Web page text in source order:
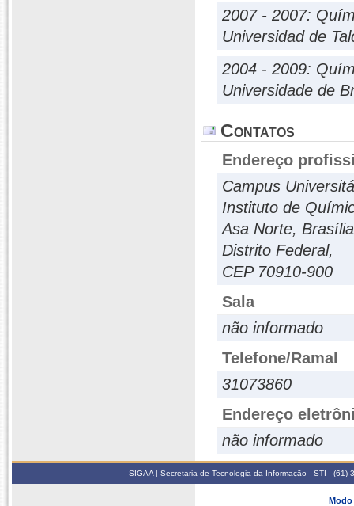
2007 - 2007:
Universidad de
2004 - 2009:
Universidade de
Contatos
Endereço
Campus
Instituto de
Asa Norte,
Distrito Federal,
CEP 70910-900
Sala
não informado
Telefone/Ramal
31073860
Endereço
não informado
SIGAA | Secretaria de Tecnologia da Informação - STI -
Modo